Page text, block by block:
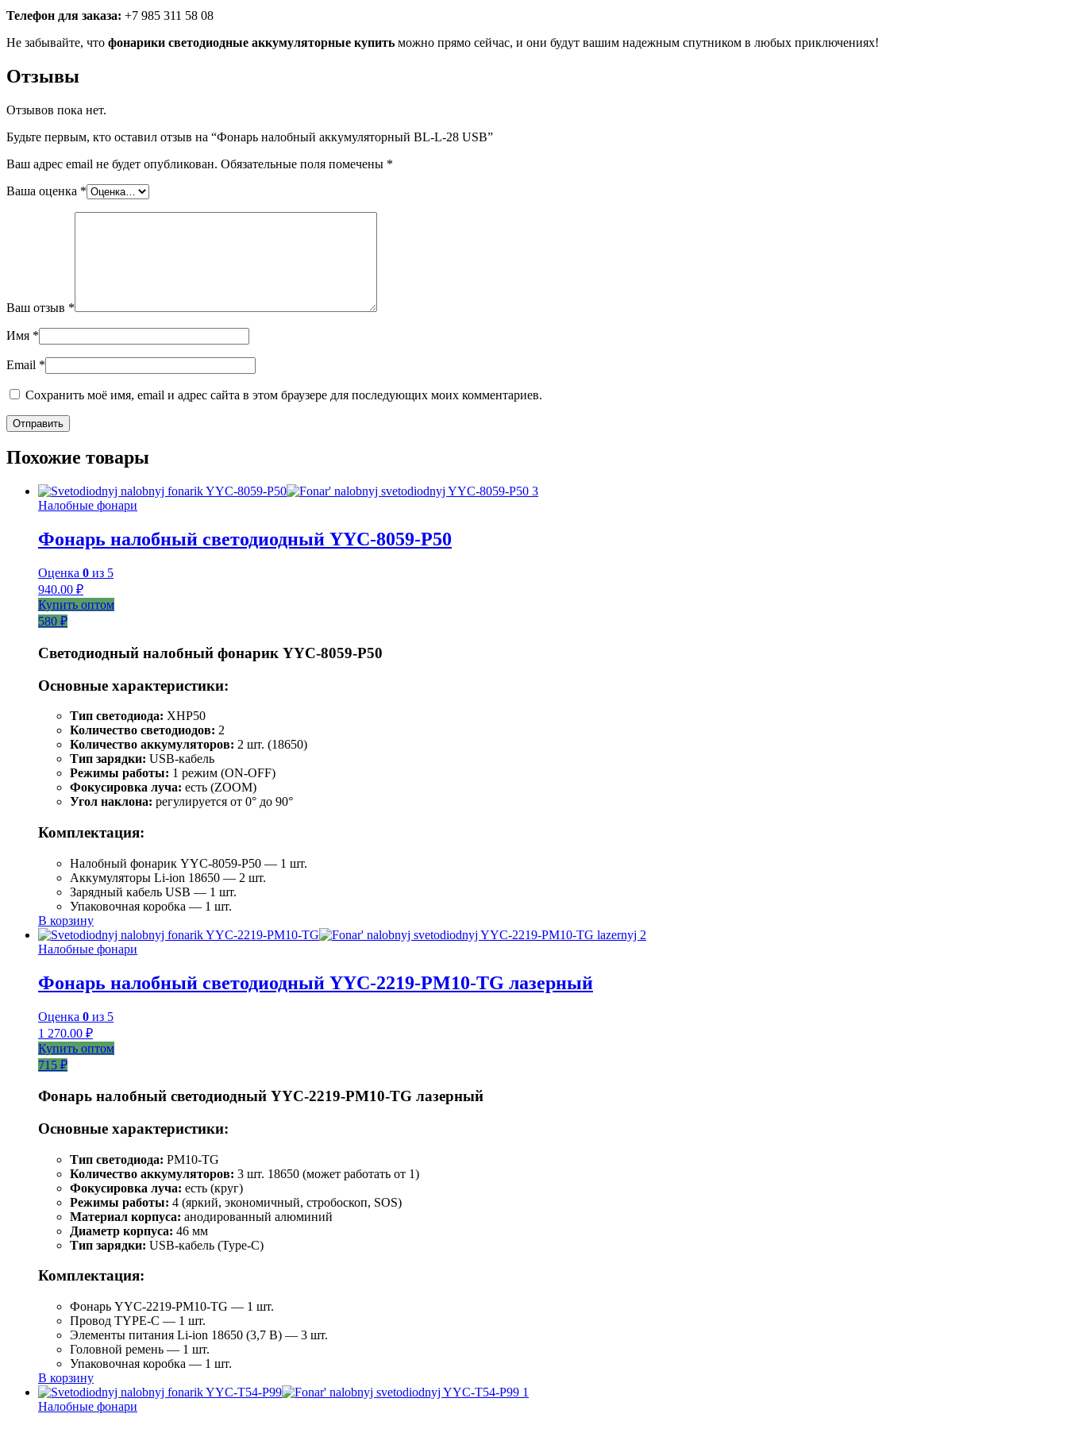
Телефон для заказа: +7 985 311 58 08
Не забывайте, что фонарики светодиодные аккумуляторные купить можно прямо сейчас, и они будут вашим надежным спутником в любых приключениях!
Отзывы
Отзывов пока нет.
Будьте первым, кто оставил отзыв на “Фонарь налобный аккумуляторный BL-L-28 USB”
Ваш адрес email не будет опубликован. Обязательные поля помечены *
Ваша оценка *
Ваш отзыв *
Имя *
Email *
Сохранить моё имя, email и адрес сайта в этом браузере для последующих моих комментариев.
Похожие товары
Налобные фонари
Фонарь налобный светодиодный YYC-8059-P50
Оценка 0 из 5
940.00 ₽
Купить оптом
580 ₽
Светодиодный налобный фонарик YYC-8059-P50
Основные характеристики:
Тип светодиода: XHP50
Количество светодиодов: 2
Количество аккумуляторов: 2 шт. (18650)
Тип зарядки: USB-кабель
Режимы работы: 1 режим (ON-OFF)
Фокусировка луча: есть (ZOOM)
Угол наклона: регулируется от 0° до 90°
Комплектация:
Налобный фонарик YYC-8059-P50 — 1 шт.
Аккумуляторы Li-ion 18650 — 2 шт.
Зарядный кабель USB — 1 шт.
Упаковочная коробка — 1 шт.
В корзину
Налобные фонари
Фонарь налобный светодиодный YYC-2219-PM10-TG лазерный
Оценка 0 из 5
1 270.00 ₽
Купить оптом
715 ₽
Фонарь налобный светодиодный YYC-2219-PM10-TG лазерный
Основные характеристики:
Тип светодиода: PM10-TG
Количество аккумуляторов: 3 шт. 18650 (может работать от 1)
Фокусировка луча: есть (круг)
Режимы работы: 4 (яркий, экономичный, стробоскоп, SOS)
Материал корпуса: анодированный алюминий
Диаметр корпуса: 46 мм
Тип зарядки: USB-кабель (Type-C)
Комплектация:
Фонарь YYC-2219-PM10-TG — 1 шт.
Провод TYPE-C — 1 шт.
Элементы питания Li-ion 18650 (3,7 В) — 3 шт.
Головной ремень — 1 шт.
Упаковочная коробка — 1 шт.
В корзину
Налобные фонари